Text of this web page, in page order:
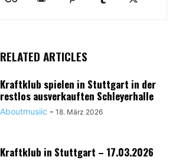
RELATED ARTICLES
Kraftklub spielen in Stuttgart in der
restlos ausverkauften Schleyerhalle
Aboutmusiic - 18. März 2026
Kraftklub in Stuttgart – 17.03.2026